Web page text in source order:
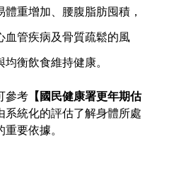
重增加、腰腹脂肪囤積，
血管疾病及骨質疏鬆的風
衡飲食維持健康。
參考 【國民健康署更年期估
系統化的評估了解身體所處
要依據。